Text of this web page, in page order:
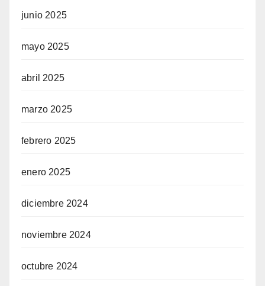
junio 2025
mayo 2025
abril 2025
marzo 2025
febrero 2025
enero 2025
diciembre 2024
noviembre 2024
octubre 2024